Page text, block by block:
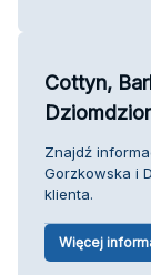
Cottyn,
Znajdź
Gorzkowska i
klienta.
Więcej